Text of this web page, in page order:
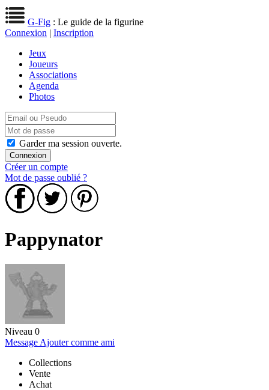
G-Fig : Le guide de la figurine
Connexion | Inscription
Jeux
Joueurs
Associations
Agenda
Photos
Garder ma session ouverte.
Créer un compte
Mot de passe oublié ?
Pappynator
Niveau 0
Message Ajouter comme ami
Collections
Vente
Achat